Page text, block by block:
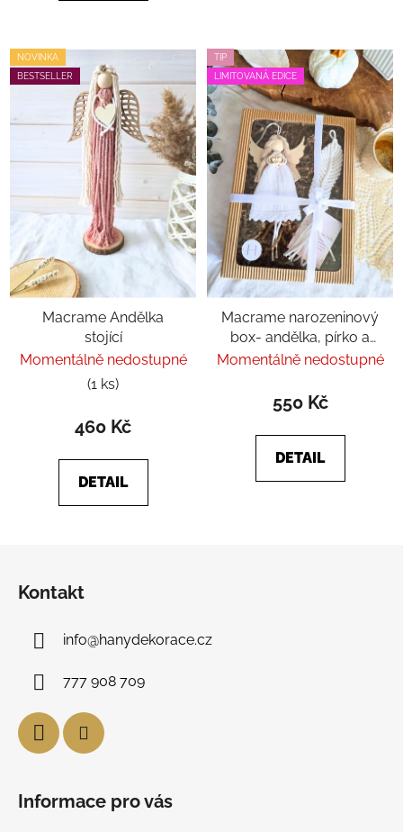
NOVINKA
BESTSELLER
Macrame Andělka
stojící
Momentálně nedostupné
(1 ks)
460 Kč
DETAIL
TIP
LIMITOVANÁ EDICE
Macrame narozeninový
box- andělka, pírko a
afirmační kartička
Momentálně nedostupné
550 Kč
DETAIL
Kontakt
info@hanydekorace.cz
777 908 709
Informace pro vás